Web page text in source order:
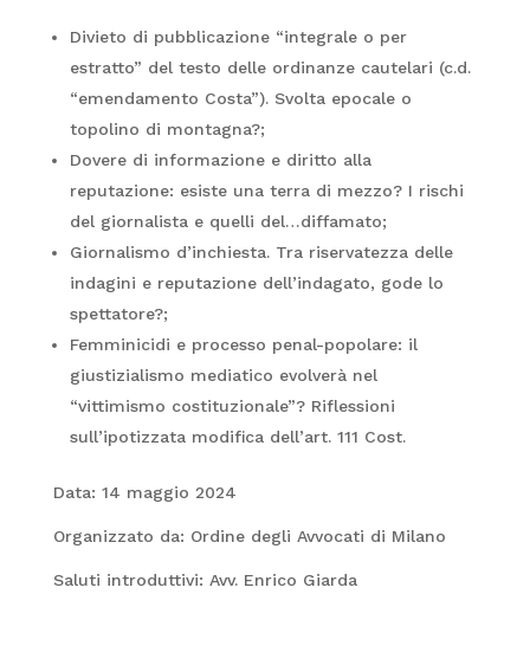
Divieto di pubblicazione “integrale o per
estratto” del testo delle ordinanze cautelari (c.d.
“emendamento Costa”). Svolta epocale o
topolino di montagna?;
Dovere di informazione e diritto alla
reputazione: esiste una terra di mezzo? I rischi
del giornalista e quelli del…diffamato;
Giornalismo d’inchiesta. Tra riservatezza delle
indagini e reputazione dell’indagato, gode lo
spettatore?;
Femminicidi e processo penal-popolare: il
giustizialismo mediatico evolverà nel
“vittimismo costituzionale”? Riflessioni
sull’ipotizzata modifica dell’art. 111 Cost.
Data: 14 maggio 2024
Organizzato da: Ordine degli Avvocati di Milano
Saluti introduttivi: Avv. Enrico Giarda